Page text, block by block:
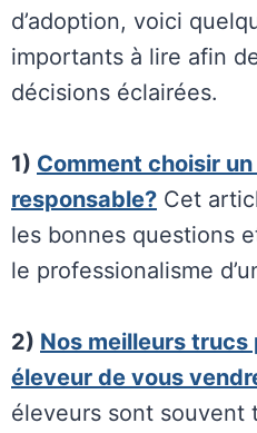
d’adoption, voici
importants à lire afin
décisions éclairées.
1) Comment choisir
responsable? Cet
les bonnes questions
le professionalisme
2) Nos meilleurs
éleveur de vous
éleveurs sont souvent